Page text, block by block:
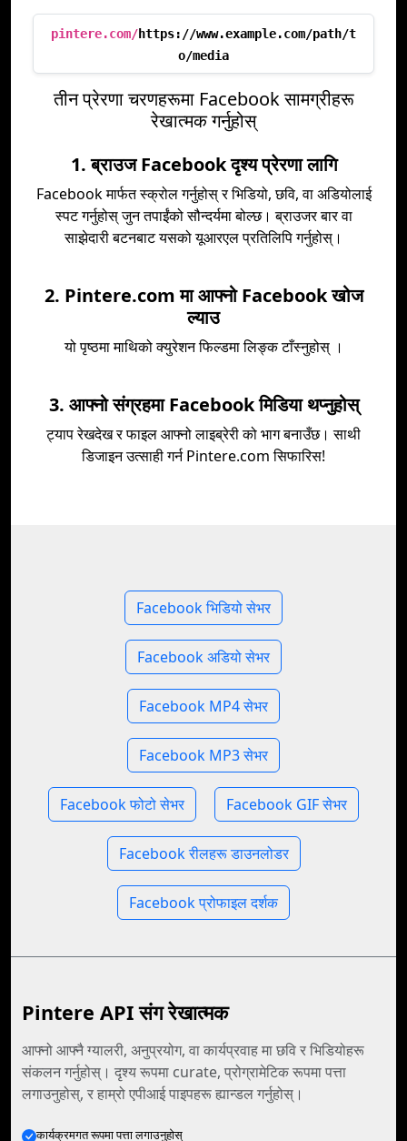
pintere.com/https://www.example.com/path/t
o/media
तीन प्रेरणा चरणहरूमा Facebook सामग्रीहरू
रेखात्मक गर्नुहोस्
1. ब्राउज Facebook दृश्य प्रेरणा लागि
Facebook मार्फत स्क्रोल गर्नुहोस् र भिडियो, छवि, वा अडियोलाई
स्पट गर्नुहोस् जुन तपाईंको सौन्दर्यमा बोल्छ। ब्राउजर बार वा
साझेदारी बटनबाट यसको यूआरएल प्रतिलिपि गर्नुहोस्।
2. Pintere.com मा आफ्नो Facebook खोज
ल्याउ
यो पृष्ठमा माथिको क्युरेशन फिल्डमा लिङ्क टाँस्नुहोस् ।
3. आफ्नो संग्रहमा Facebook मिडिया थप्नुहोस्
ट्याप रेखदेख र फाइल आफ्नो लाइब्रेरी को भाग बनाउँछ। साथी
डिजाइन उत्साही गर्न Pintere.com सिफारिस!
Facebook भिडियो सेभर
Facebook अडियो सेभर
Facebook MP4 सेभर
Facebook MP3 सेभर
Facebook फोटो सेभर Facebook GIF सेभर
Facebook रीलहरू डाउनलोडर
Facebook प्रोफाइल दर्शक
Pintere API संग रेखात्मक
आफ्नो आफ्नै ग्यालरी, अनुप्रयोग, वा कार्यप्रवाह मा छवि र भिडियोहरू
संकलन गर्नुहोस्। दृश्य रूपमा curate, प्रोग्रामेटिक रूपमा पत्ता
लगाउनुहोस्, र हाम्रो एपीआई पाइपहरू ह्यान्डल गर्नुहोस्।
कार्यक्रमगत रूपमा पत्ता लगाउनुहोस्